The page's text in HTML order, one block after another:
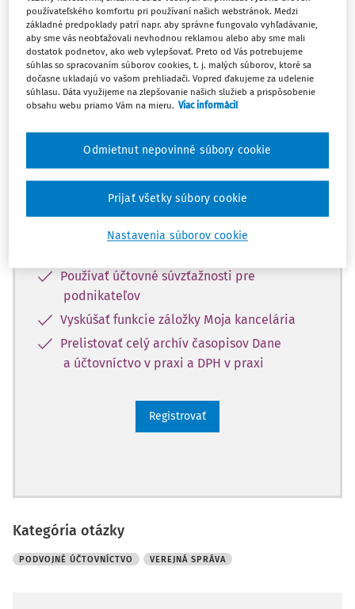
Zatiaľ ste si prečítali len začiatok...
Celý dokument je len pre predplatiteľov.
zadarmo prístup k vybranému obsahu na
10 dní.
Vďaka registrácii si môžete
Prečítať platené články na portáli
Používať účtovné súvzťažnosti pre
podnikateľov
Vyskúšať funkcie záložky Moja kancelária
Prelistovať celý archív časopisov Dane
a účtovníctvo v praxi a DPH v praxi
Registrovať
Kategória otázky
PODVOJNÉ ÚČTOVNÍCTVO VEREJNÁ SPRÁVA
používateľského komfortu pri používaní našich webstránok. Medzi
základné predpoklady patrí napr. aby správne fungovalo vyhľadávanie,
aby sme vás neobťažovali nevhodnou reklamou alebo aby sme mali
dostatok podnetov, ako web vylepšovať. Preto od Vás potrebujeme
súhlas so spracovaním súborov cookies, t. j. malých súborov, ktoré sa
dočasne ukladajú vo vašom prehliadači. Vopred ďakujeme za udelenie
súhlasu. Dáta využijeme na zlepšovanie našich služieb a prispôsobenie
obsahu webu priamo Vám na mieru. Viac informácií
Nastavenia súborov cookie
Odmietnut nepovinné súbory cookie
Prijať všetky súbory cookie